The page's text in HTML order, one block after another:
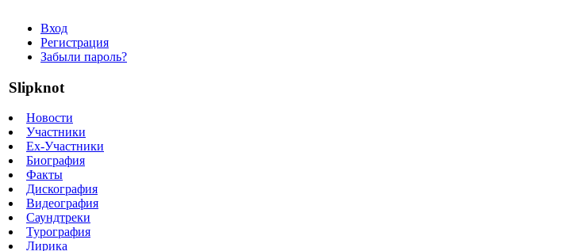
Вход
Регистрация
Забыли пароль?
Slipknot
Новости
Участники
Ex-Участники
Биография
Факты
Дискография
Видеография
Саундтреки
Турография
Лирика